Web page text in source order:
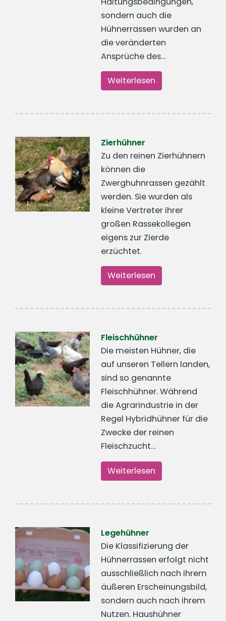
sondern auch die
Hühnerrassen wurden an
die veränderten
Ansprüche des…
Weiterlesen
Zierhühner
Zu den reinen Zierhühnern
können die
Zwerghuhnrassen gezählt
werden. Sie wurden als
kleine Vertreter ihrer
großen Rassekollegen
eigens zur Zierde
erzüchtet.
Weiterlesen
Fleischhühner
Die meisten Hühner, die
auf unseren Tellern landen,
sind so genannte
Fleischhühner. Während
die Agrarindustrie in der
Regel Hybridhühner für die
Zwecke der reinen
Fleischzucht…
Weiterlesen
Legehühner
Die Klassifizierung der
Hühnerrassen erfolgt nicht
ausschließlich nach ihrem
äußeren Erscheinungsbild,
sondern auch nach ihrem
Nutzen. Haushühner